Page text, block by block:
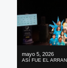
mayo 5, 2026
ASÍ FUE EL